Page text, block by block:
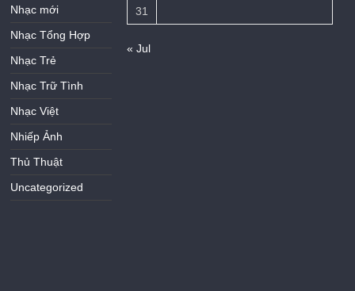
Nhạc mới
Nhạc Tổng Hợp
Nhạc Trẻ
Nhạc Trữ Tình
Nhạc Việt
Nhiếp Ảnh
Thủ Thuật
Uncategorized
31
« Jul